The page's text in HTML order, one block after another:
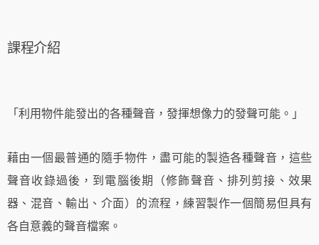
課程介紹
「利⽤物件能發出的各種聲⾳，發揮想像⼒的發聲可能。」
藉由一個最普通的隨手物件，盡可能的製造各種聲音，這些
聲音收錄過後，到電腦後期（修飾聲⾳、排列剪接、效果
器、混⾳、輸出、介⾯）的流程，練習製作一個簡易但具有
各自意義的聲音檔案。